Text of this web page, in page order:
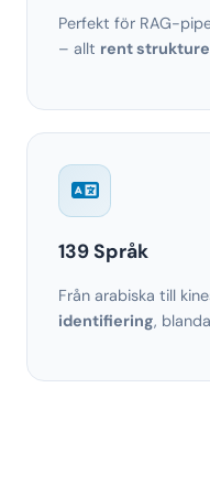
Perfekt för RAG-
– allt rent
139 Språk
Från arabiska till
identifiering,